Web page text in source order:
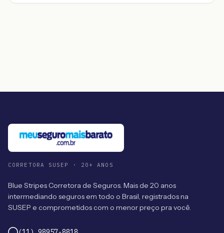
CORRETORA SUSEP · 20+ ANOS
Blue Stripes Corretora de Seguros. Mais de 20 anos
intermediando seguros em todo o Brasil, registrados na
SUSEP e comprometidos com o menor preço pra você.